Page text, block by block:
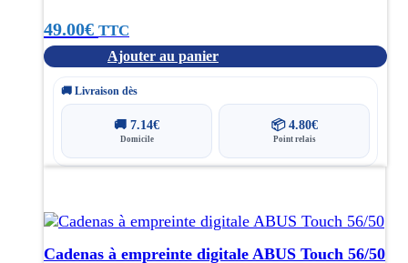
49.00€ TTC
Ajouter au panier
🚚 Livraison dès
🚚7.14€
Domicile
📦 4.80€
Point relais
Cadenas à empreinte digitale ABUS Touch 56/50